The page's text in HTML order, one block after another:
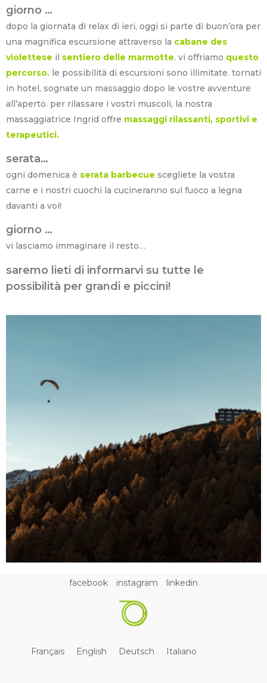
giorno …
dopo la giornata di relax di ieri, oggi si parte di buon’ora per
una magnifica escursione attraverso la cabane des
violettese il sentiero delle marmotte. vi offriamo questo
percorso. le possibilità di escursioni sono illimitate. tornati
in hotel, sognate un massaggio dopo le vostre avventure
all’aperto. per rilassare i vostri muscoli, la nostra
massaggiatrice Ingrid offre massaggi rilassanti, sportivi e
terapeutici.
serata…
ogni domenica è serata barbecue scegliete la vostra
carne e i nostri cuochi la cucineranno sul fuoco a legna
davanti a voi!
giorno …
vi lasciamo immaginare il resto…
saremo lieti di informarvi su tutte le
possibilità per grandi e piccini!
Français English Deutsch Italiano
facebook instagram linkedin